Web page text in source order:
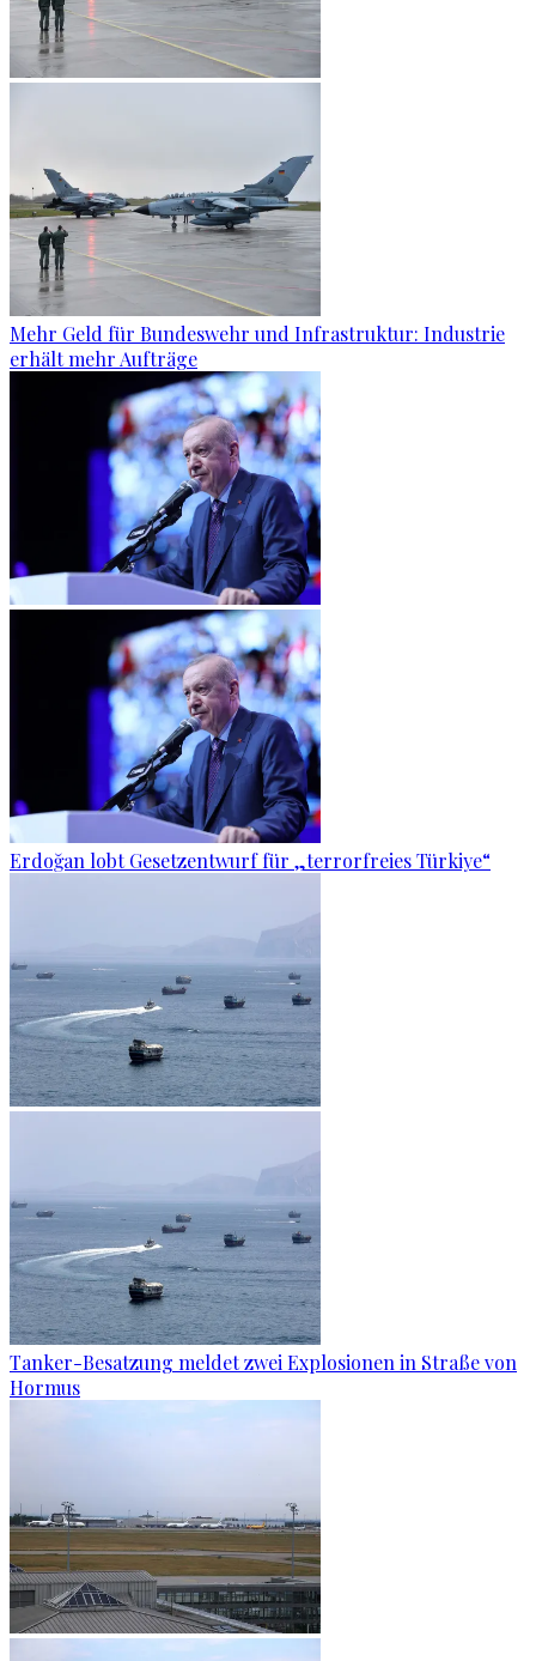
Mehr Geld für Bundeswehr und Infrastruktur: Industrie
erhält mehr Aufträge
Erdoğan lobt Gesetzentwurf für „terrorfreies Türkiye“
Tanker-Besatzung meldet zwei Explosionen in Straße von
Hormus